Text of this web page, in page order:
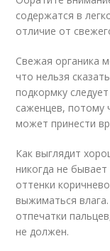
содержатся в
отличие от
Свежая органика
что нельзя
подкормку
саженцев, потому
может принести
Как выглядит
никогда не
оттенки
выжиматься
отпечатки
не должен.